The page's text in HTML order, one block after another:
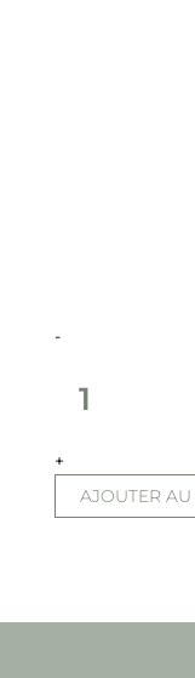
-
+
AJOUTER AU